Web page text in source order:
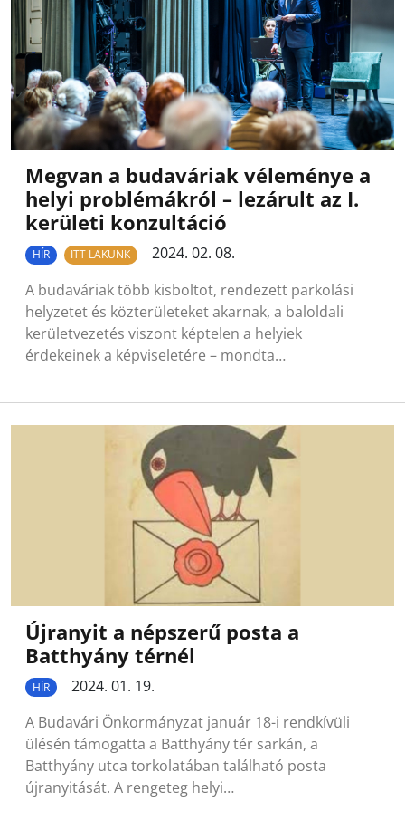
Megvan a budaváriak véleménye a
helyi problémákról – lezárult az I.
kerületi konzultáció
HÍR ITT LAKUNK
2024. 02. 08.
A budaváriak több kisboltot, rendezett parkolási
helyzetet és közterületeket akarnak, a baloldali
kerületvezetés viszont képtelen a helyiek
érdekeinek a képviseletére – mondta…
Újranyit a népszerű posta a
Batthyány térnél
HÍR
2024. 01. 19.
A Budavári Önkormányzat január 18-i rendkívüli
ülésén támogatta a Batthyány tér sarkán, a
Batthyány utca torkolatában található posta
újranyitását. A rengeteg helyi…